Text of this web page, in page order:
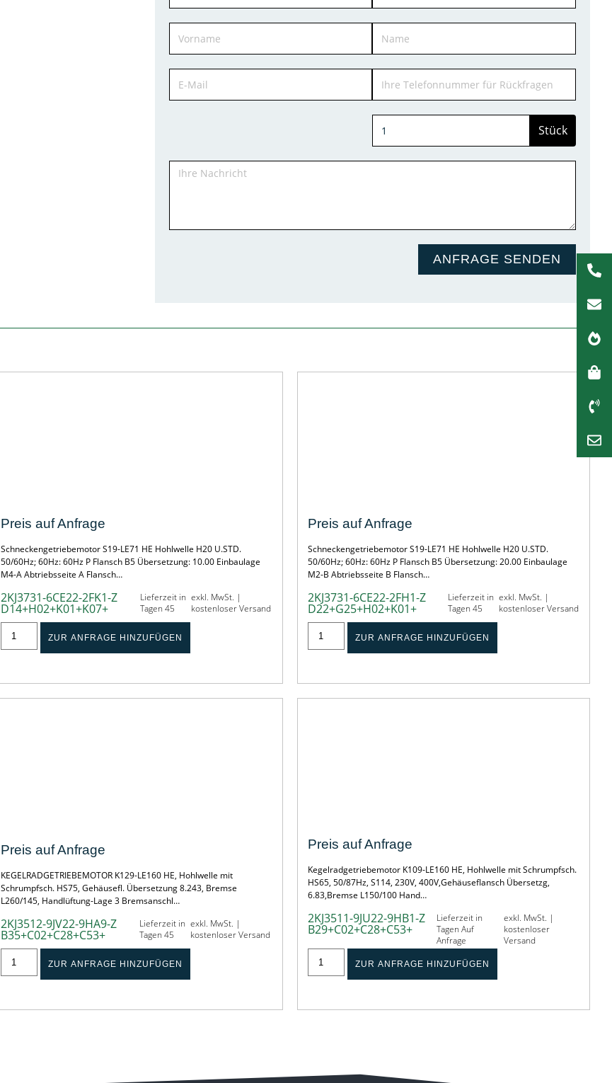
Stück
ANFRAGE SENDEN
Preis auf Anfrage
Schneckengetriebemotor S19-LE71 HE Hohlwelle H20 U.STD.
50/60Hz; 60Hz: 60Hz P Flansch B5 Übersetzung: 10.00 Einbaulage
M4-A Abtriebsseite A Flansch…
2KJ3731-6CE22-2FK1-Z
D14+H02+K01+K07+
Lieferzeit in
Tagen 45
exkl. MwSt. |
kostenloser Versand
ZUR ANFRAGE HINZUFÜGEN
Preis auf Anfrage
Schneckengetriebemotor S19-LE71 HE Hohlwelle H20 U.STD.
50/60Hz; 60Hz: 60Hz P Flansch B5 Übersetzung: 20.00 Einbaulage
M2-B Abtriebsseite B Flansch…
2KJ3731-6CE22-2FH1-Z
D22+G25+H02+K01+
Lieferzeit in
Tagen 45
exkl. MwSt. |
kostenloser Versand
ZUR ANFRAGE HINZUFÜGEN
Preis auf Anfrage
KEGELRADGETRIEBEMOTOR K129-LE160 HE, Hohlwelle mit
Schrumpfsch. HS75, Gehäusefl. Übersetzung 8.243, Bremse
L260/145, Handlüftung-Lage 3 Bremsanschl…
2KJ3512-9JV22-9HA9-Z
B35+C02+C28+C53+
Lieferzeit in
Tagen 45
exkl. MwSt. |
kostenloser Versand
ZUR ANFRAGE HINZUFÜGEN
Preis auf Anfrage
Kegelradgetriebemotor K109-LE160 HE, Hohlwelle mit Schrumpfsch.
HS65, 50/87Hz, S114, 230V, 400V,Gehäuseflansch Übersetzg,
6.83,Bremse L150/100 Hand…
2KJ3511-9JU22-9HB1-Z
B29+C02+C28+C53+
Lieferzeit in
Tagen Auf
Anfrage
exkl. MwSt. |
kostenloser
Versand
ZUR ANFRAGE HINZUFÜGEN